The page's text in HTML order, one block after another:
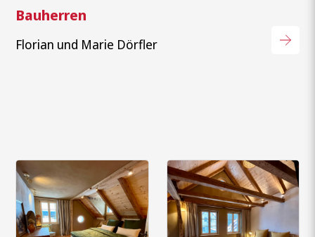
Bauherren
Florian und Marie Dörfler